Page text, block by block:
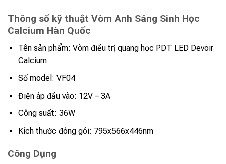
Thông số kỹ thuật Vòm Anh Sáng Sinh Học
Calcium Hàn Quốc
Tên sản phẩm: Vòm điều trị quang học PDT LED Devoir
Calcium
Số model: VF04
Điện áp đầu vào: 12V – 3A
Công suất: 36W
Kích thước đóng gói: 795x566x446nm
Công Dụng